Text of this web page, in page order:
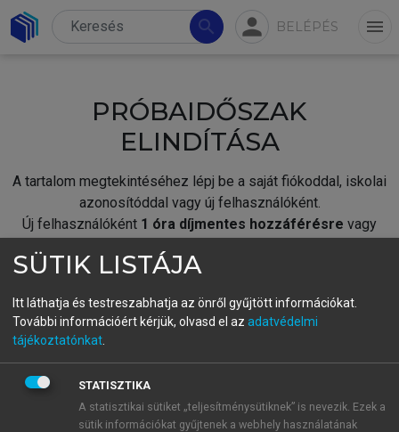
search person BELÉPÉS menu
PRÓBAIDŐSZAK
ELINDÍTÁSA
A tartalom megtekintéséhez lépj be a saját fiókoddal, iskolai
azonosítóddal vagy új felhasználóként.
Új felhasználóként 1 óra díjmentes hozzáférésre vagy
fiókoddal,vagy hozz létre új fiókot.
A regisztráció után apróbaidőszakautomatikusan
BELÉPÉS SAJÁT FIÓKKAL
SÜTIK LISTÁJA
Itt láthatja és testreszabhatja az önről gyűjtött információkat.
További információért kérjük, olvasd el az adatvédelmi
tájékoztatónkat
STATISZTIKA
A statisztikai sütiket „teljesítménysütiknek” is nevezik. Ezek a
sütik információkat gyűjtenek a webhely használatának